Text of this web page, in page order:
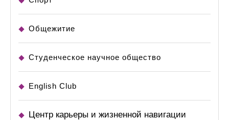
Общежитие
Студенческое научное общество
English Club
Центр карьеры и жизненной навигации